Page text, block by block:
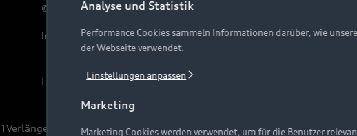
© 2026 AUDI AG. Alle Rechte vorbehalten
Impressum Rechtliches Hinweisgebersystem
Hinweis: Die aktuelle Darstellung und Anordnung der Embleme
1Verlängerung vorbehalten.
Analyse und Statistik
Performance Cookies sammeln Informationen darüber, wie
der Webseite verwendet.
Einstellungen anpassen
Marketing
Marketing Cookies werden verwendet, um für die Benutzer